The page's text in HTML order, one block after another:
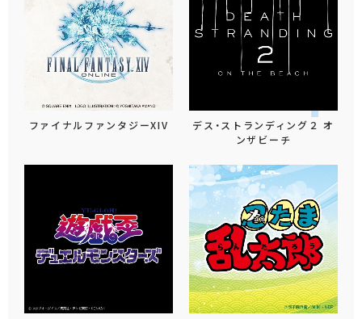
ファイナルファンタジーXIV
デス・ストランディング２ オ
ンザビーチ